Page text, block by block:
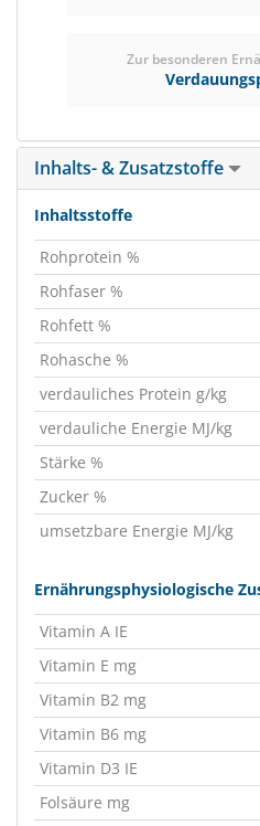
Zur besonderen
Inhalts- & Zusatzstoffe
Inhaltsstoffe
Rohprotein %
Rohfaser %
Rohfett %
Rohasche %
verdauliches Protein g/kg
verdauliche Energie MJ/kg
Stärke %
Zucker %
umsetzbare Energie MJ/kg
Ernährungsphysiologische
Vitamin A IE
Vitamin E mg
Vitamin B2 mg
Vitamin B6 mg
Vitamin D3 IE
Folsäure mg